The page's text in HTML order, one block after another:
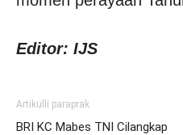
Editor: IJS
Artikulli paraprak
BRI KC Mabes TNI Cilangkap